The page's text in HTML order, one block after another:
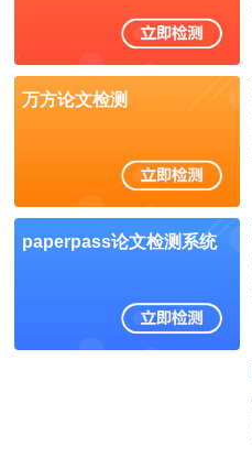
万方论文检测
paperpass论文检测系统